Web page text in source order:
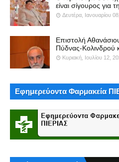
είναι σίγουρος για
Δευτέρα, Ιανουαρίου
Επιστολή
Πύδνας-Κολινδρού
Κυριακή, Ιουλίου 12,
Εφημερεύοντα Φαρμακεία